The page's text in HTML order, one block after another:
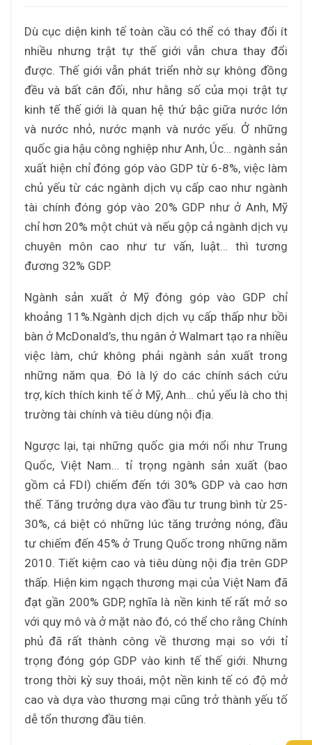
Dù cục diện kinh tế toàn cầu có thể có thay đổi ít
nhiều nhưng trật tự thế giới vẫn chưa thay đổi
được. Thế giới vẫn phát triển nhờ sự không đồng
đều và bất cân đối, như hằng số của mọi trật tự
kinh tế thế giới là quan hệ thứ bậc giữa nước lớn
và nước nhỏ, nước mạnh và nước yếu. Ở những
quốc gia hậu công nghiệp như Anh, Úc… ngành sản
xuất hiện chỉ đóng góp vào GDP từ 6-8%, việc làm
chủ yếu từ các ngành dịch vụ cấp cao như ngành
tài chính đóng góp vào 20% GDP như ở Anh, Mỹ
chỉ hơn 20% một chút và nếu gộp cả ngành dịch vụ
chuyên môn cao như tư vấn, luật… thì tương
đương 32% GDP.
Ngành sản xuất ở Mỹ đóng góp vào GDP chỉ
khoảng 11%.Ngành dịch dịch vụ cấp thấp như bồi
bàn ở McDonald’s, thu ngân ở Walmart tạo ra nhiều
việc làm, chứ không phải ngành sản xuất trong
những năm qua. Đó là lý do các chính sách cứu
trợ, kích thích kinh tế ở Mỹ, Anh… chủ yếu là cho thị
trường tài chính và tiêu dùng nội địa.
Ngược lại, tại những quốc gia mới nổi như Trung
Quốc, Việt Nam… tỉ trọng ngành sản xuất (bao
gồm cả FDI) chiếm đến tới 30% GDP và cao hơn
thế. Tăng trưởng dựa vào đầu tư trung bình từ 25-
30%, cá biệt có những lúc tăng trưởng nóng, đầu
tư chiếm đến 45% ở Trung Quốc trong những năm
2010. Tiết kiệm cao và tiêu dùng nội địa trên GDP
thấp. Hiện kim ngạch thương mại của Việt Nam đã
đạt gần 200% GDP, nghĩa là nền kinh tế rất mở so
với quy mô và ở mặt nào đó, có thể cho rằng Chính
phủ đã rất thành công về thương mại so với tỉ
trọng đóng góp GDP vào kinh tế thế giới. Nhưng
trong thời kỳ suy thoái, một nền kinh tế có độ mở
cao và dựa vào thương mại cũng trở thành yếu tố
dễ tổn thương đầu tiên.